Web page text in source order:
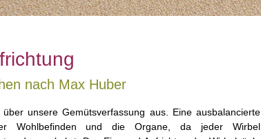
nach Max Huber
unsere Gemütsverfassung aus. Eine ausbalancierte
Wohlbefinden und die Organe, da jeder Wirbel